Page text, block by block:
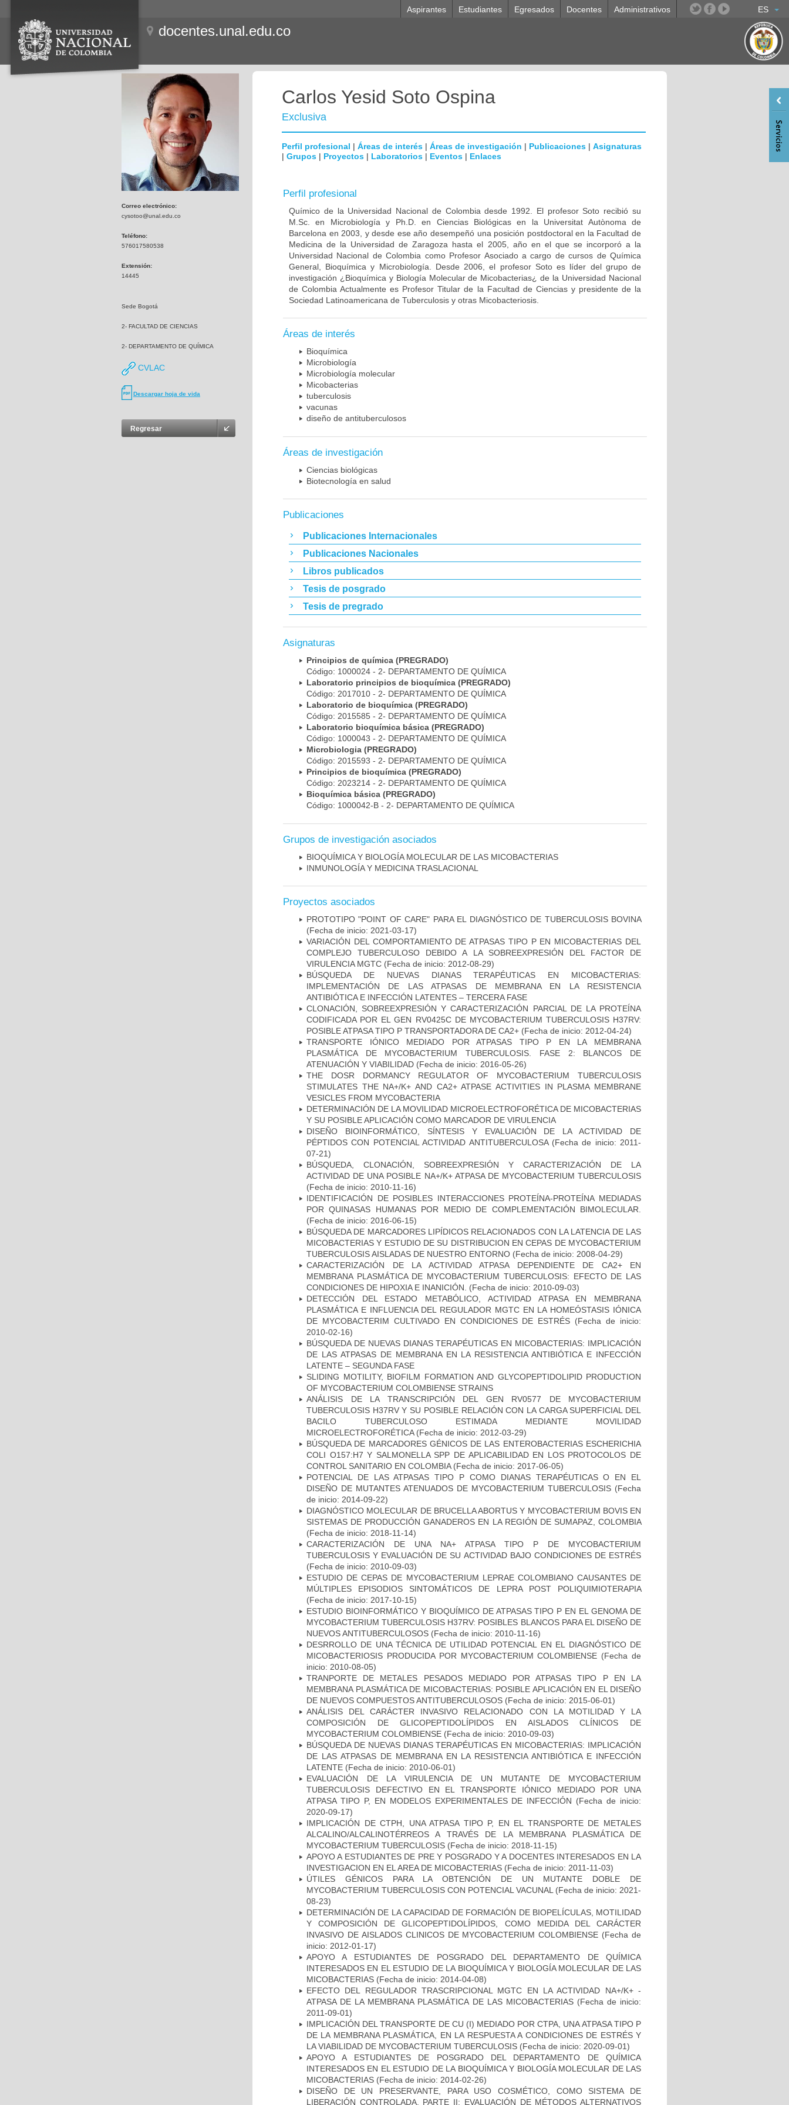
ES
Aspirantes Estudiantes Egresados Docentes Administrativos
docentes.unal.edu.co
Correo electrónico:
cysotoo@unal.edu.co
Teléfono:
576017580538
Extensión:
14445
Sede Bogotá
2- FACULTAD DE CIENCIAS
2- DEPARTAMENTO DE QUÍMICA
CVLAC
Descargar hoja de vida
Regresar
Carlos Yesid Soto Ospina
Exclusiva
Perfil profesional | Áreas de interés | Áreas de investigación | Publicaciones | Asignaturas
| Grupos | Proyectos | Laboratorios | Eventos | Enlaces
Perfil profesional
Químico de la Universidad Nacional de Colombia desde 1992. El profesor Soto recibió su
M.Sc. en Microbiología y Ph.D. en Ciencias Biológicas en la Universitat Autònoma de
Barcelona en 2003, y desde ese año desempeñó una posición postdoctoral en la Facultad de
Medicina de la Universidad de Zaragoza hasta el 2005, año en el que se incorporó a la
Universidad Nacional de Colombia como Profesor Asociado a cargo de cursos de Química
General, Bioquímica y Microbiología. Desde 2006, el profesor Soto es líder del grupo de
investigación ¿Bioquímica y Biología Molecular de Micobacterias¿ de la Universidad Nacional
de Colombia Actualmente es Profesor Titular de la Facultad de Ciencias y presidente de la
Sociedad Latinoamericana de Tuberculosis y otras Micobacteriosis.
Áreas de interés
Bioquímica
Microbiología
Microbiología molecular
Micobacterias
tuberculosis
vacunas
diseño de antituberculosos
Áreas de investigación
Ciencias biológicas
Biotecnología en salud
Publicaciones
Publicaciones Internacionales
Publicaciones Nacionales
Libros publicados
Tesis de posgrado
Tesis de pregrado
Asignaturas
Principios de química (PREGRADO)
Código: 1000024 - 2- DEPARTAMENTO DE QUÍMICA
Laboratorio principios de bioquímica (PREGRADO)
Código: 2017010 - 2- DEPARTAMENTO DE QUÍMICA
Laboratorio de bioquímica (PREGRADO)
Código: 2015585 - 2- DEPARTAMENTO DE QUÍMICA
Laboratorio bioquímica básica (PREGRADO)
Código: 1000043 - 2- DEPARTAMENTO DE QUÍMICA
Microbiologia (PREGRADO)
Código: 2015593 - 2- DEPARTAMENTO DE QUÍMICA
Principios de bioquímica (PREGRADO)
Código: 2023214 - 2- DEPARTAMENTO DE QUÍMICA
Bioquímica básica (PREGRADO)
Código: 1000042-B - 2- DEPARTAMENTO DE QUÍMICA
Grupos de investigación asociados
BIOQUÍMICA Y BIOLOGÍA MOLECULAR DE LAS MICOBACTERIAS
INMUNOLOGÍA Y MEDICINA TRASLACIONAL
Proyectos asociados
PROTOTIPO "POINT OF CARE" PARA EL DIAGNÓSTICO DE TUBERCULOSIS BOVINA
(Fecha de inicio: 2021-03-17)
VARIACIÓN DEL COMPORTAMIENTO DE ATPASAS TIPO P EN MICOBACTERIAS DEL
COMPLEJO TUBERCULOSO DEBIDO A LA SOBREEXPRESIÓN DEL FACTOR DE
VIRULENCIA MGTC (Fecha de inicio: 2012-08-29)
BÚSQUEDA DE NUEVAS DIANAS TERAPÉUTICAS EN MICOBACTERIAS:
IMPLEMENTACIÓN DE LAS ATPASAS DE MEMBRANA EN LA RESISTENCIA
ANTIBIÓTICA E INFECCIÓN LATENTES – TERCERA FASE
CLONACIÓN, SOBREEXPRESIÓN Y CARACTERIZACIÓN PARCIAL DE LA PROTEÍNA
CODIFICADA POR EL GEN RV0425C DE MYCOBACTERIUM TUBERCULOSIS H37RV:
POSIBLE ATPASA TIPO P TRANSPORTADORA DE CA2+ (Fecha de inicio: 2012-04-24)
TRANSPORTE IÓNICO MEDIADO POR ATPASAS TIPO P EN LA MEMBRANA
PLASMÁTICA DE MYCOBACTERIUM TUBERCULOSIS. FASE 2: BLANCOS DE
ATENUACIÓN Y VIABILIDAD (Fecha de inicio: 2016-05-26)
THE DOSR DORMANCY REGULATOR OF MYCOBACTERIUM TUBERCULOSIS
STIMULATES THE NA+/K+ AND CA2+ ATPASE ACTIVITIES IN PLASMA MEMBRANE
VESICLES FROM MYCOBACTERIA
DETERMINACIÓN DE LA MOVILIDAD MICROELECTROFORÉTICA DE MICOBACTERIAS
Y SU POSIBLE APLICACIÓN COMO MARCADOR DE VIRULENCIA
DISEÑO BIOINFORMÁTICO, SÍNTESIS Y EVALUACIÓN DE LA ACTIVIDAD DE
PÉPTIDOS CON POTENCIAL ACTIVIDAD ANTITUBERCULOSA(Fecha de inicio: 2011-
07-21)
BÚSQUEDA, CLONACIÓN, SOBREEXPRESIÓN Y CARACTERIZACIÓN DE LA
ACTIVIDAD DE UNA POSIBLE NA+/K+ ATPASA DE MYCOBACTERIUM TUBERCULOSIS
(Fecha de inicio: 2010-11-16)
IDENTIFICACIÓN DE POSIBLES INTERACCIONES PROTEÍNA-PROTEÍNA MEDIADAS
POR QUINASAS HUMANAS POR MEDIO DE COMPLEMENTACIÓN BIMOLECULAR.
(Fecha de inicio: 2016-06-15)
BÚSQUEDA DE MARCADORES LIPÍDICOS RELACIONADOS CON LA LATENCIA DE LAS
MICOBACTERIAS Y ESTUDIO DE SU DISTRIBUCION EN CEPAS DE MYCOBACTERIUM
TUBERCULOSIS AISLADAS DE NUESTRO ENTORNO (Fecha de inicio: 2008-04-29)
CARACTERIZACIÓN DE LA ACTIVIDAD ATPASA DEPENDIENTE DE CA2+ EN
MEMBRANA PLASMÁTICA DE MYCOBACTERIUM TUBERCULOSIS: EFECTO DE LAS
CONDICIONES DE HIPOXIA E INANICIÓN.
(Fecha de inicio: 2010-09-03)
DETECCIÓN DEL ESTADO METABÓLICO, ACTIVIDAD ATPASA EN MEMBRANA
PLASMÁTICA E INFLUENCIA DEL REGULADOR MGTC EN LA HOMEÓSTASIS IÓNICA
DE MYCOBACTERIM CULTIVADO EN CONDICIONES DE ESTRÉS (Fecha de inicio:
2010-02-16)
BÚSQUEDA DE NUEVAS DIANAS TERAPÉUTICAS EN MICOBACTERIAS: IMPLICACIÓN
DE LAS ATPASAS DE MEMBRANA EN LA RESISTENCIA ANTIBIÓTICA E INFECCIÓN
LATENTE – SEGUNDA FASE
SLIDING MOTILITY, BIOFILM FORMATION AND GLYCOPEPTIDOLIPID PRODUCTION
OF MYCOBACTERIUM COLOMBIENSE STRAINS
ANÁLISIS DE LA TRANSCRIPCIÓN DEL GEN RV0577 DE MYCOBACTERIUM
TUBERCULOSIS H37RV Y SU POSIBLE RELACIÓN CON LA CARGA SUPERFICIAL DEL
BACILO TUBERCULOSO ESTIMADA MEDIANTE MOVILIDAD
MICROELECTROFORÉTICA (Fecha de inicio: 2012-03-29)
BÚSQUEDA DE MARCADORES GÉNICOS DE LAS ENTEROBACTERIAS ESCHERICHIA
COLI O157:H7 Y SALMONELLA SPP DE APLICABILIDAD EN LOS PROTOCOLOS DE
CONTROL SANITARIO EN COLOMBIA(Fecha de inicio: 2017-06-05)
POTENCIAL DE LAS ATPASAS TIPO P COMO DIANAS TERAPÉUTICAS O EN EL
DISEÑO DE MUTANTES ATENUADOS DE MYCOBACTERIUM TUBERCULOSIS (Fecha
de inicio: 2014-09-22)
DIAGNÓSTICO MOLECULAR DE BRUCELLA ABORTUS Y MYCOBACTERIUM BOVIS EN
SISTEMAS DE PRODUCCIÓN GANADEROS EN LA REGIÓN DE SUMAPAZ, COLOMBIA
(Fecha de inicio: 2018-11-14)
CARACTERIZACIÓN DE UNA NA+ ATPASA TIPO P DE MYCOBACTERIUM
TUBERCULOSIS Y EVALUACIÓN DE SU ACTIVIDAD BAJO CONDICIONES DE ESTRÉS
(Fecha de inicio: 2010-09-03)
ESTUDIO DE CEPAS DE MYCOBACTERIUM LEPRAE COLOMBIANO CAUSANTES DE
MÚLTIPLES EPISODIOS SINTOMÁTICOS DE LEPRA POST POLIQUIMIOTERAPIA
(Fecha de inicio: 2017-10-15)
ESTUDIO BIOINFORMÁTICO Y BIOQUÍMICO DE ATPASAS TIPO P EN EL GENOMA DE
MYCOBACTERIUM TUBERCULOSIS H37RV: POSIBLES BLANCOS PARA EL DISEÑO DE
NUEVOS ANTITUBERCULOSOS (Fecha de inicio: 2010-11-16)
DESRROLLO DE UNA TÉCNICA DE UTILIDAD POTENCIAL EN EL DIAGNÓSTICO DE
MICOBACTERIOSIS PRODUCIDA POR MYCOBACTERIUM COLOMBIENSE (Fecha de
inicio: 2010-08-05)
TRANPORTE DE METALES PESADOS MEDIADO POR ATPASAS TIPO P EN LA
MEMBRANA PLASMÁTICA DE MICOBACTERIAS: POSIBLE APLICACIÓN EN EL DISEÑO
DE NUEVOS COMPUESTOS ANTITUBERCULOSOS (Fecha de inicio: 2015-06-01)
ANÁLISIS DEL CARÁCTER INVASIVO RELACIONADO CON LA MOTILIDAD Y LA
COMPOSICIÓN DE GLICOPEPTIDOLÍPIDOS EN AISLADOS CLÍNICOS DE
MYCOBACTERIUM COLOMBIENSE (Fecha de inicio: 2010-09-03)
BÚSQUEDA DE NUEVAS DIANAS TERAPÉUTICAS EN MICOBACTERIAS: IMPLICACIÓN
DE LAS ATPASAS DE MEMBRANA EN LA RESISTENCIA ANTIBIÓTICA E INFECCIÓN
LATENTE (Fecha de inicio: 2010-06-01)
EVALUACIÓN DE LA VIRULENCIA DE UN MUTANTE DE MYCOBACTERIUM
TUBERCULOSIS DEFECTIVO EN EL TRANSPORTE IÓNICO MEDIADO POR UNA
ATPASA TIPO P, EN MODELOS EXPERIMENTALES DE INFECCIÓN (Fecha de inicio:
2020-09-17)
IMPLICACIÓN DE CTPH, UNA ATPASA TIPO P, EN EL TRANSPORTE DE METALES
ALCALINO/ALCALINOTÉRREOS A TRAVÉS DE LA MEMBRANA PLASMÁTICA DE
MYCOBACTERIUM TUBERCULOSIS (Fecha de inicio: 2018-11-15)
APOYO A ESTUDIANTES DE PRE Y POSGRADO Y A DOCENTES INTERESADOS EN LA
INVESTIGACION EN EL AREA DE MICOBACTERIAS (Fecha de inicio: 2011-11-03)
ÚTILES GÉNICOS PARA LA OBTENCIÓN DE UN MUTANTE DOBLE DE
MYCOBACTERIUM TUBERCULOSIS CON POTENCIAL VACUNAL (Fecha de inicio: 2021-
08-23)
DETERMINACIÓN DE LA CAPACIDAD DE FORMACIÓN DE BIOPELÍCULAS, MOTILIDAD
Y COMPOSICIÓN DE GLICOPEPTIDOLÍPIDOS, COMO MEDIDA DEL CARÁCTER
INVASIVO DE AISLADOS CLINICOS DE MYCOBACTERIUM COLOMBIENSE (Fecha de
inicio: 2012-01-17)
APOYO A ESTUDIANTES DE POSGRADO DEL DEPARTAMENTO DE QUÍMICA
INTERESADOS EN EL ESTUDIO DE LA BIOQUÍMICA Y BIOLOGÍA MOLECULAR DE LAS
MICOBACTERIAS (Fecha de inicio: 2014-04-08)
EFECTO DEL REGULADOR TRASCRIPCIONAL MGTC EN LA ACTIVIDAD NA+/K+ -
ATPASA DE LA MEMBRANA PLASMÁTICA DE LAS MICOBACTERIAS(Fecha de inicio:
2011-09-01)
IMPLICACIÓN DEL TRANSPORTE DE CU (I) MEDIADO POR CTPA, UNA ATPASA TIPO P
DE LA MEMBRANA PLASMÁTICA, EN LA RESPUESTA A CONDICIONES DE ESTRÉS Y
LA VIABILIDAD DE MYCOBACTERIUM TUBERCULOSIS (Fecha de inicio: 2020-09-01)
APOYO A ESTUDIANTES DE POSGRADO DEL DEPARTAMENTO DE QUÍMICA
INTERESADOS EN EL ESTUDIO DE LA BIOQUÍMICA Y BIOLOGÍA MOLECULAR DE LAS
MICOBACTERIAS (Fecha de inicio: 2014-02-26)
DISEÑO DE UN PRESERVANTE, PARA USO COSMÉTICO, COMO SISTEMA DE
LIBERACIÓN CONTROLADA. PARTE II: EVALUACIÓN DE MÉTODOS ALTERNATIVOS